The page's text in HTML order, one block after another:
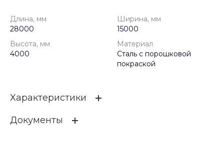
Длина, мм
28000
Ширина, мм
15000
Высота, мм
4000
Материал
Сталь с порошковой
покраской
Характеристики
Длина, мм
Документы